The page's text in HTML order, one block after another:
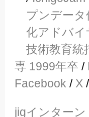
プンデータ
化アドバイ
技術教育統
専 1999年卒 /
Facebook / X /
jigインターン